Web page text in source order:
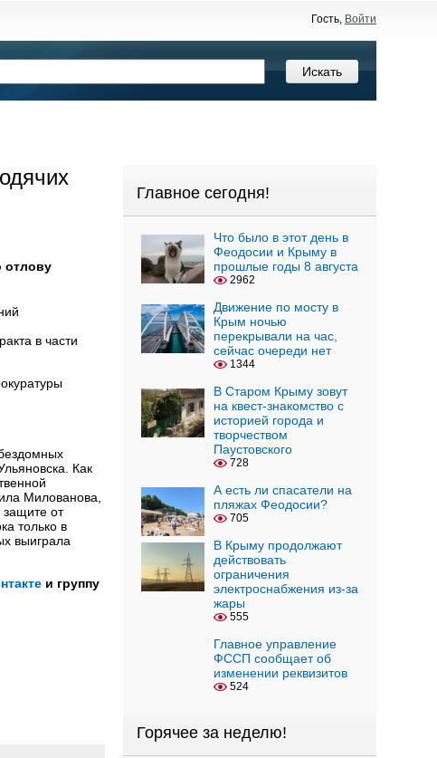
Гость, Войти
отлову
в части
Как
Милованова,
от
только в
выиграла
и группу
Главное сегодня!
Что было в этот день в
Феодосии и Крыму в
прошлые годы 8 августа
2962
Движение по мосту в
Крым ночью
перекрывали на час,
сейчас очереди нет
1344
В Старом Крыму зовут
на квест-знакомство с
историей города и
творчеством
Паустовского
728
А есть ли спасатели на
пляжах Феодосии?
705
В Крыму продолжают
действовать
ограничения
электроснабжения из-за
жары
555
Главное управление
ФССП сообщает об
изменении реквизитов
524
Горячее за неделю!